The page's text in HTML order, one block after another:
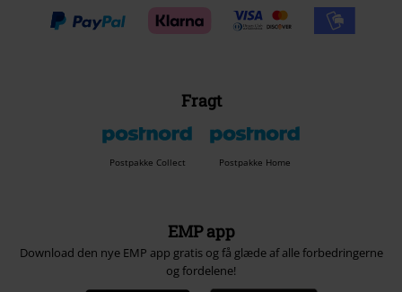
Fragt
Postpakke Collect Postpakke Home
EMP app
Download den nye EMP app gratis og få glæde af alle forbedringerne
og fordelene!